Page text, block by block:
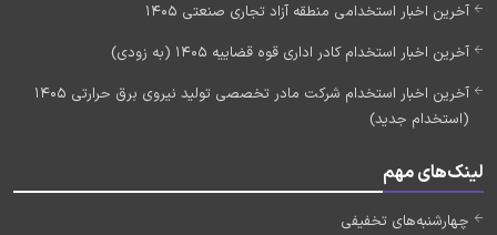
آخرین اخبار استخدامی منطقه آزاد تجاری صنعتی 1405
آخرین اخبار استخدام کادر اداری قوه قضاییه 1405 (به زودی)
آخرین اخبار استخدام شرکت مادر تخصصی تولید نیروی برق حرارتی 1405
(استخدام جدید)
لینک‌های مهم
چهارشنبه‌های تخفیفی